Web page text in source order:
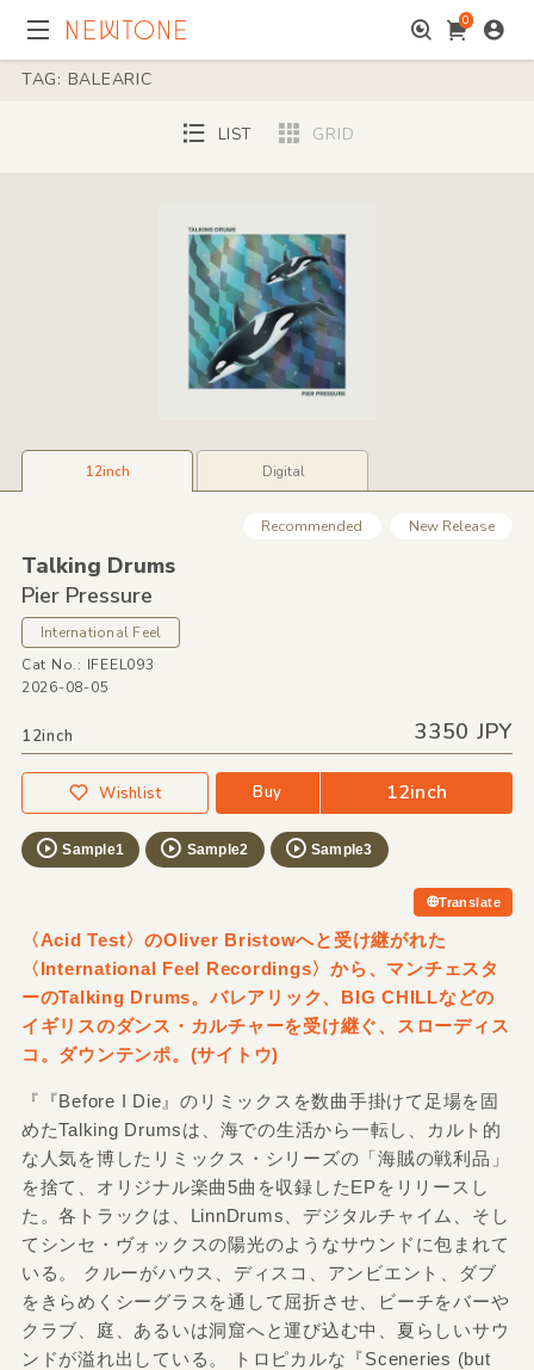
0
TAG: BALEARIC
LIST GRID
12inch Digital
Recommended New Release
Talking Drums
Pier Pressure
International Feel
Cat No.: IFEEL093
2026-08-05
12inch 3350 JPY
Wishlist Buy 12inch
Sample1 Sample2 Sample3
Translate
〈Acid Test〉のOliver Bristowへと受け継がれた
〈International Feel Recordings〉から、マンチェスタ
ーのTalking Drums。バレアリック、BIG CHILLなどの
イギリスのダンス・カルチャーを受け継ぐ、スローディス
コ。ダウンテンポ。(サイトウ)
『『Before I Die』のリミックスを数曲手掛けて足場を固
めたTalking Drumsは、海での生活から一転し、カルト的
な人気を博したリミックス・シリーズの「海賊の戦利品」
を捨て、オリジナル楽曲5曲を収録したEPをリリースし
た。各トラックは、LinnDrums、デジタルチャイム、そし
てシンセ・ヴォックスの陽光のようなサウンドに包まれて
いる。 クルーがハウス、ディスコ、アンビエント、ダブ
をきらめくシーグラスを通して屈折させ、ビーチをバーや
クラブ、庭、あるいは洞窟へと運び込む中、夏らしいサウ
ンドが溢れ出している。 トロピカルな『Sceneries (but